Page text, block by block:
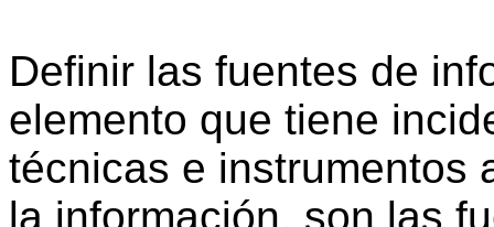
Definir las fuentes de
elemento que tiene
técnicas e instrumentos
la información, son las